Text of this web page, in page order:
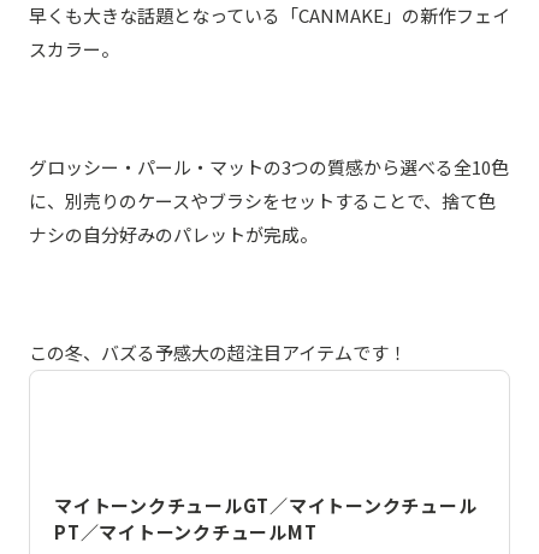
早くも大きな話題となっている「CANMAKE」の新作フェイ
スカラー。
グロッシー・パール・マットの3つの質感から選べる全10色
に、別売りのケースやブラシをセットすることで、捨て色
ナシの自分好みのパレットが完成。
この冬、バズる予感大の超注目アイテムです！
マイトーンクチュールGT／マイトーンクチュール
PT／マイトーンクチュールMT